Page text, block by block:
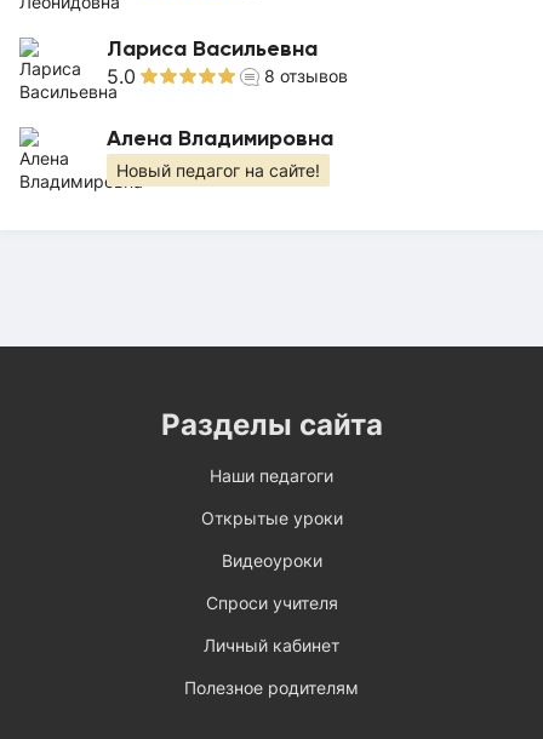
Лариса Васильевна
5.0 8 отзывов
Алена Владимировна
Новый педагог на сайте!
Разделы сайта
Наши педагоги
Открытые уроки
Видеоуроки
Спроси учителя
Личный кабинет
Полезное родителям